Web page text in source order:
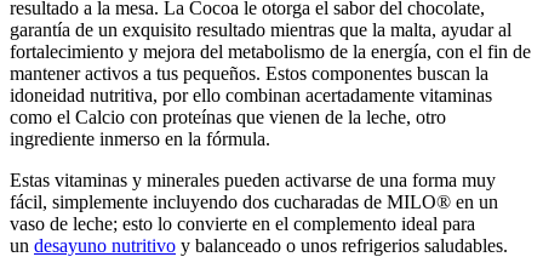
resultado a la mesa. La Cocoa le otorga el sabor del chocolate,
garantía de un exquisito resultado mientras que la malta, ayudar al
fortalecimiento y mejora del metabolismo de la energía, con el fin de
mantener activos a tus pequeños. Estos componentes buscan la
idoneidad nutritiva, por ello combinan acertadamente vitaminas
como el Calcio con proteínas que vienen de la leche, otro
ingrediente inmerso en la fórmula.
Estas vitaminas y minerales pueden activarse de una forma muy
fácil, simplemente incluyendo dos cucharadas de MILO® en un
vaso de leche; esto lo convierte en el complemento ideal para
un desayuno nutritivo y balanceado o unos refrigerios saludables.